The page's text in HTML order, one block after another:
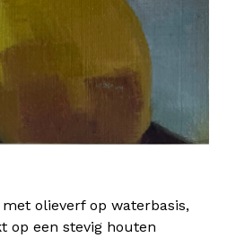
olieverf op waterbasis,
op een stevig houten